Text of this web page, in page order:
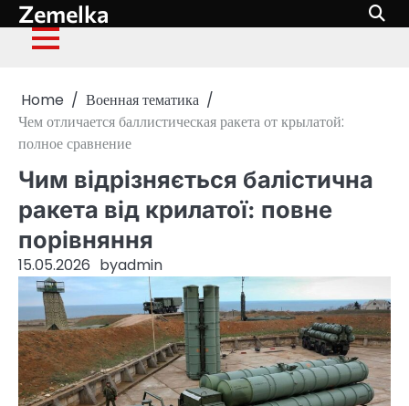
Skip
to
content
Zemelka
Home
Военная тематика
Чем отличается баллистическая ракета от крылатой:
полное сравнение
Чим відрізняється балістична
ракета від крилатої: повне
порівняння
15.05.2026 byadmin